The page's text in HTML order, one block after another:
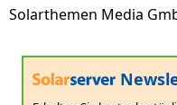
Solarthemen Media